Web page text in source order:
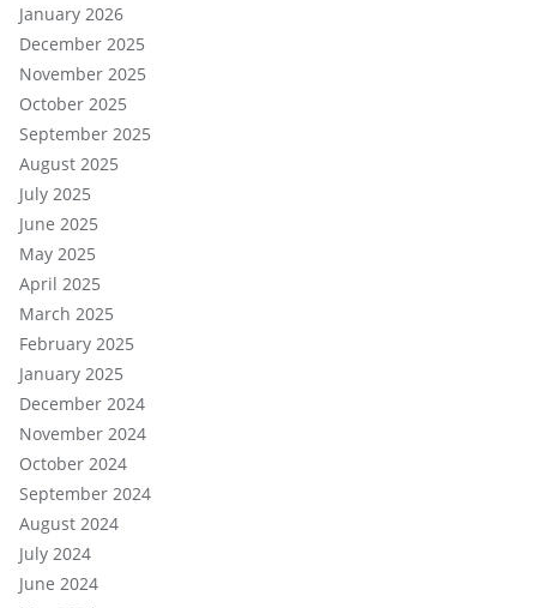
January 2026
December 2025
November 2025
October 2025
September 2025
August 2025
July 2025
June 2025
May 2025
April 2025
March 2025
February 2025
January 2025
December 2024
November 2024
October 2024
September 2024
August 2024
July 2024
June 2024